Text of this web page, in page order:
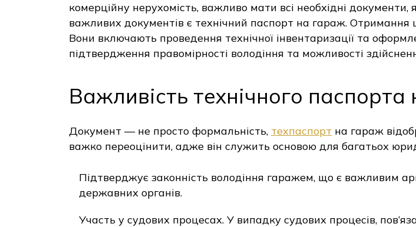
комерційну нерухомість, важливо мати всі необхідні
важливих документів є технічний паспорт на гараж. Отримання
Вони включають проведення технічної інвентаризації та
підтвердження правомірності володіння та можливості
Важливість технічного
Документ — не просто формальність, техпаспорт на гараж
важко переоцінити, адже він служить основою для багатьох
Підтверджує законність володіння гаражем, що є важливим
державних органів.
Участь у судових процесах. У випадку судових процесів,